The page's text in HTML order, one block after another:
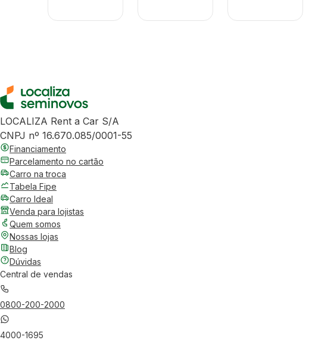
LOCALIZA Rent a Car S/A
CNPJ nº 16.670.085/0001-55
Financiamento
Parcelamento no cartão
Carro na troca
Tabela Fipe
Carro Ideal
Venda para lojistas
Quem somos
Nossas lojas
Blog
Dúvidas
Central de vendas
0800-200-2000
4000-1695